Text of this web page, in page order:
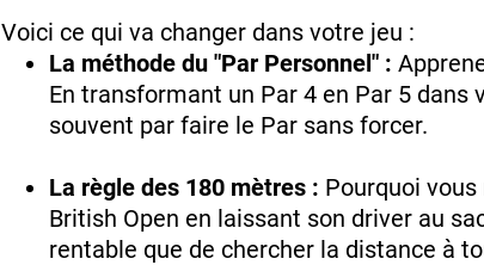
Voici ce qui va changer dans votre jeu :
La méthode du "Par Personnel" :
En transformant un Par 4 en Par 5
souvent par faire le Par sans forcer.
La règle des 180 mètres : Pourquoi
British Open en laissant son driver au
rentable que de chercher la distance à